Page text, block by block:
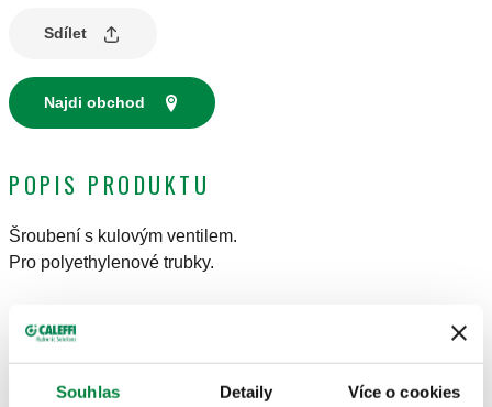
Souhlas Detaily Více o cookies
Sdílet
Najdi obchod
POPIS PRODUKTU
Šroubení s kulovým ventilem.
Pro polyethylenové trubky.
TECHNICKÉ ÚDAJE